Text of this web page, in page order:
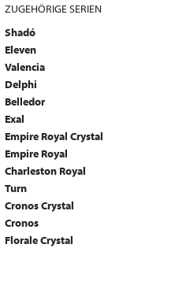
ZUGEHÖRIGE SERIEN
Shadó
Eleven
Valencia
Delphi
Belledor
Exal
Empire Royal Crystal
Empire Royal
Charleston Royal
Turn
Cronos Crystal
Cronos
Florale Crystal